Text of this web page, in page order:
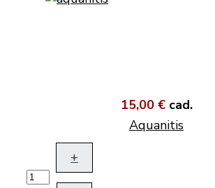
15,00 € cad.
Aquanitis
+